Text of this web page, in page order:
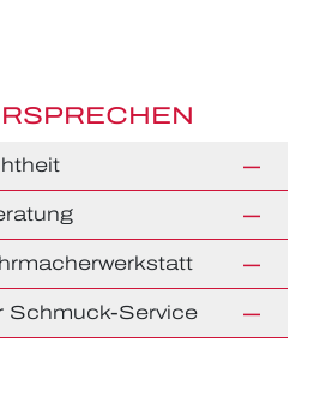
Schmuck-Service